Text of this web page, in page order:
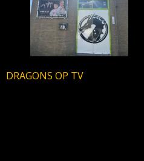
DRAGONS OP TV